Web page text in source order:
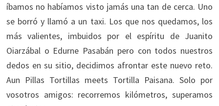
íbamos no habíamos visto jamás una tan de cerca. Uno
se borró y llamó a un taxi. Los que nos quedamos, los
más valientes, imbuidos por el espíritu de Juanito
Oiarzábal o Edurne Pasabán pero con todos nuestros
dedos en su sitio, decidimos afrontar este nuevo reto.
Aun Pillas Tortillas meets Tortilla Paisana. Solo por
vosotros amigos: recorremos kilómetros, superamos